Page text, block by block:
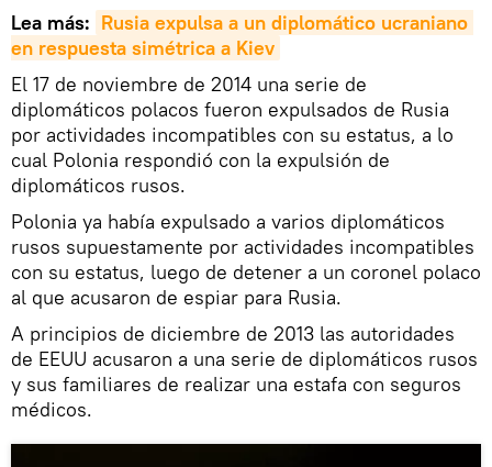
Lea más: Rusia expulsa a un diplomático ucraniano
en respuesta simétrica a Kiev
El 17 de noviembre de 2014 una serie de
diplomáticos polacos fueron expulsados de Rusia
por actividades incompatibles con su estatus, a lo
cual Polonia respondió con la expulsión de
diplomáticos rusos.
Polonia ya había expulsado a varios diplomáticos
rusos supuestamente por actividades incompatibles
con su estatus, luego de detener a un coronel polaco
al que acusaron de espiar para Rusia.
A principios de diciembre de 2013 las autoridades
de EEUU acusaron a una serie de diplomáticos rusos
y sus familiares de realizar una estafa con seguros
médicos.